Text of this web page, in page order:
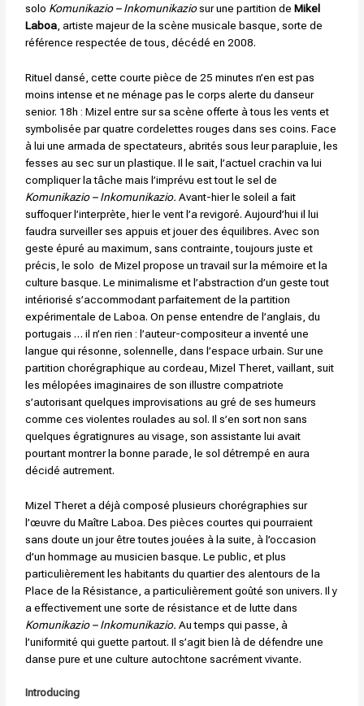
solo Komunikazio – Inkomunikaziosur une partition deMikel
Laboa , artiste majeur de la scène musicale basque, sorte de
référence respectée de tous, décédé en 2008.
Rituel dansé, cette courte pièce de 25 minutes n’en est pas
moins intense et ne ménage pas le corps alerte du danseur
senior. 18h : Mizel entre sur sa scène offerte à tous les vents et
symbolisée par quatre cordelettes rouges dans ses coins. Face
à lui une armada de spectateurs, abrités sous leur parapluie, les
fesses au sec sur un plastique. Il le sait, l’actuel crachin va lui
compliquer la tâche mais l’imprévu est tout le sel de
Komunikazio – Inkomunikazio.Avant-hier le soleil a fait
suffoquer l’interprète, hier le vent l’a revigoré. Aujourd’hui il lui
faudra surveiller ses appuis et jouer des équilibres. Avec son
geste épuré au maximum, sans contrainte, toujours juste et
précis, le solo de Mizel propose un travail sur la mémoire et la
culture basque. Le minimalisme et l’abstraction d’un geste tout
intériorisé s’accommodant parfaitement de la partition
expérimentale de Laboa. On pense entendre de l’anglais, du
portugais … il n’en rien : l’auteur-compositeur a inventé une
langue qui résonne, solennelle, dans l’espace urbain. Sur une
partition chorégraphique au cordeau, Mizel Theret, vaillant, suit
les mélopées imaginaires de son illustre compatriote
s’autorisant quelques improvisations au gré de ses humeurs
comme ces violentes roulades au sol. Il s’en sort non sans
quelques égratignures au visage, son assistante lui avait
pourtant montrer la bonne parade, le sol détrempé en aura
décidé autrement.
Mizel Theret a déjà composé plusieurs chorégraphies sur
l’œuvre du Maître Laboa. Des pièces courtes qui pourraient
sans doute un jour être toutes jouées à la suite, à l’occasion
d’un hommage au musicien basque. Le public, et plus
particulièrement les habitants du quartier des alentours de la
Place de la Résistance, a particulièrement goûté son univers. Il y
a effectivement une sorte de résistance et de lutte dans
Komunikazio – Inkomunikazio.Au temps qui passe, à
l’uniformité qui guette partout. Il s’agit bien là de défendre une
danse pure et une culture autochtone sacrément vivante.
Introducing